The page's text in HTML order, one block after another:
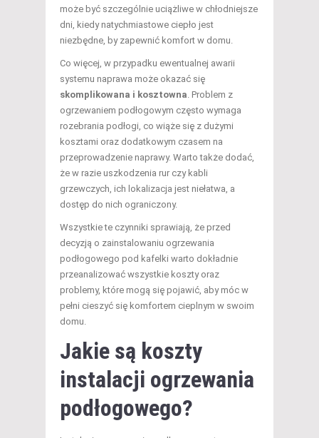
może być szczególnie uciążliwe w chłodniejsze
dni, kiedy natychmiastowe ciepło jest
niezbędne, by zapewnić komfort w domu.
Co więcej, w przypadku ewentualnej awarii
systemu naprawa może okazać się
skomplikowana i kosztowna. Problem z
ogrzewaniem podłogowym często wymaga
rozebrania podłogi, co wiąże się z dużymi
kosztami oraz dodatkowym czasem na
przeprowadzenie naprawy. Warto także dodać,
że w razie uszkodzenia rur czy kabli
grzewczych, ich lokalizacja jest niełatwa, a
dostęp do nich ograniczony.
Wszystkie te czynniki sprawiają, że przed
decyzją o zainstalowaniu ogrzewania
podłogowego pod kafelki warto dokładnie
przeanalizować wszystkie koszty oraz
problemy, które mogą się pojawić, aby móc w
pełni cieszyć się komfortem cieplnym w swoim
domu.
Jakie są koszty
instalacji ogrzewania
podłogowego?